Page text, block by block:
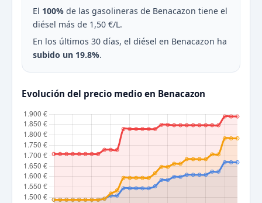
El 100% de las gasolineras de Benacazon tiene el
diésel más de 1,50 €/L.
En los últimos 30 días, el diésel en Benacazon ha
subido un 19.8%.
Evolución del precio medio en Benacazon